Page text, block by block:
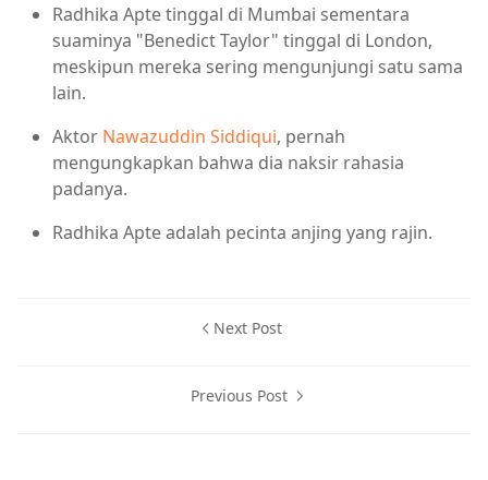
Radhika Apte tinggal di Mumbai sementara
suaminya "Benedict Taylor" tinggal di London,
meskipun mereka sering mengunjungi satu sama
lain.
Aktor Nawazuddin Siddiqui, pernah
mengungkapkan bahwa dia naksir rahasia
padanya.
Radhika Apte adalah pecinta anjing yang rajin.
Next Post
Previous Post